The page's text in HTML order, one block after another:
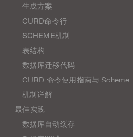
生成方案
CURD命令行
SCHEME机制
表结构
数据库迁移代码
CURD 命令使用指南与 Scheme
机制详解
最佳实践
数据库自动缓存